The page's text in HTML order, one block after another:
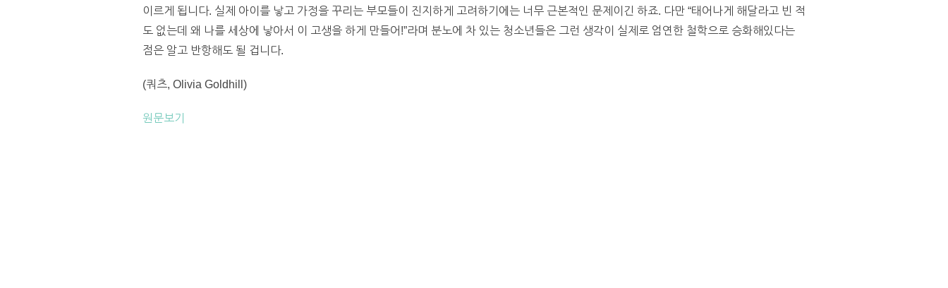
이르게 됩니다. 실제 아이를 낳고 가정을 꾸리는 부모들이 진지하게 고려하기에는 너무 근본적인 문제이긴 하죠. 다만 “태어나게 해달라고 빈 적
도 없는데 왜 나를 세상에 낳아서 이 고생을 하게 만들어!”라며 분노에 차 있는 청소년들은 그런 생각이 실제로 엄연한 철학으로 승화해있다는
점은 알고 반항해도 될 겁니다.
(쿼츠, Olivia Goldhill)
원문보기